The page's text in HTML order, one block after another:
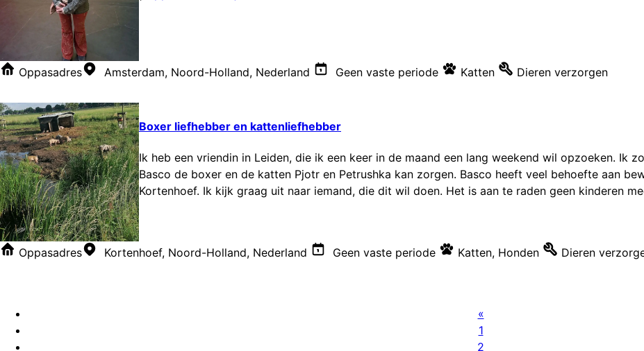
Oppasadres Amsterdam, Noord-Holland, Nederland Geen vaste periode Katten Dieren verzorgen
Boxer liefhebber en kattenliefhebber
Ik heb een vriendin in Leiden, die ik een keer in de maand een lang weekend wil opzoeken. Ik
Basco de boxer en de katten Pjotr en Petrushka kan zorgen. Basco heeft veel behoefte aan
Kortenhoef. Ik kijk graag uit naar iemand, die dit wil doen. Het is aan te raden geen kinderen
Oppasadres Kortenhoef, Noord-Holland, Nederland Geen vaste periode Katten, Honden Dieren
«
1
2